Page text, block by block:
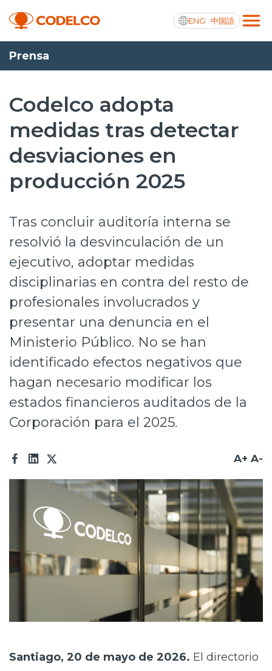
ENG 中国語
Transparencia activa
Nosotros
Operaciones
Proyectos
Innovación
Inversionistas
Prensa
Transparencia activa
Canales de denuncia
Proveedores
Acceso trabajadores/as
Prensa
Codelco adopta
medidas tras detectar
desviaciones en
producción 2025
Tras concluir auditoría interna se
resolvió la desvinculación de un
ejecutivo, adoptar medidas
disciplinarias en contra del resto de
profesionales involucrados y
presentar una denuncia en el
Ministerio Público. No se han
identificado efectos negativos que
hagan necesario modificar los
estados financieros auditados de la
Corporación para el 2025.
A+ A-
Santiago, 20 de mayo de 2026. El directorio